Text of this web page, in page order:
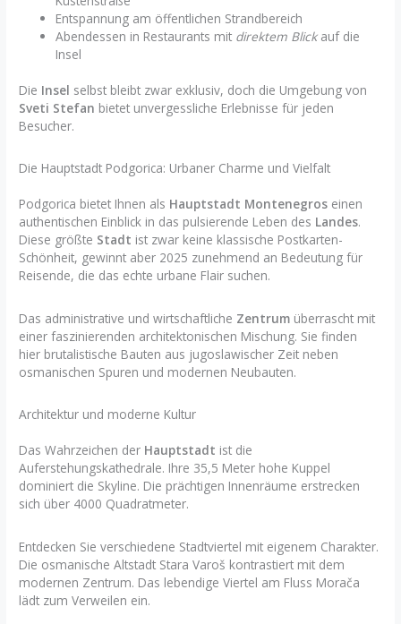
Entspannung am öffentlichen Strandbereich
Abendessen in Restaurants mit direktem Blickauf die
Insel
Die Insel selbst bleibt zwar exklusiv, doch die Umgebung von
Sveti Stefan bietet unvergessliche Erlebnisse für jeden
Besucher.
Die Hauptstadt Podgorica: Urbaner Charme und Vielfalt
Podgorica bietet Ihnen als Hauptstadt Montenegros einen
authentischen Einblick in das pulsierende Leben des Landes.
Diese größte Stadt ist zwar keine klassische Postkarten-
Schönheit, gewinnt aber 2025 zunehmend an Bedeutung für
Reisende, die das echte urbane Flair suchen.
Das administrative und wirtschaftliche Zentrum überrascht mit
einer faszinierenden architektonischen Mischung. Sie finden
hier brutalistische Bauten aus jugoslawischer Zeit neben
osmanischen Spuren und modernen Neubauten.
Architektur und moderne Kultur
Das Wahrzeichen der Hauptstadt ist die
Auferstehungskathedrale. Ihre 35,5 Meter hohe Kuppel
dominiert die Skyline. Die prächtigen Innenräume erstrecken
sich über 4000 Quadratmeter.
Entdecken Sie verschiedene Stadtviertel mit eigenem Charakter.
Die osmanische Altstadt Stara Varoš kontrastiert mit dem
modernen Zentrum. Das lebendige Viertel am Fluss Morača
lädt zum Verweilen ein.